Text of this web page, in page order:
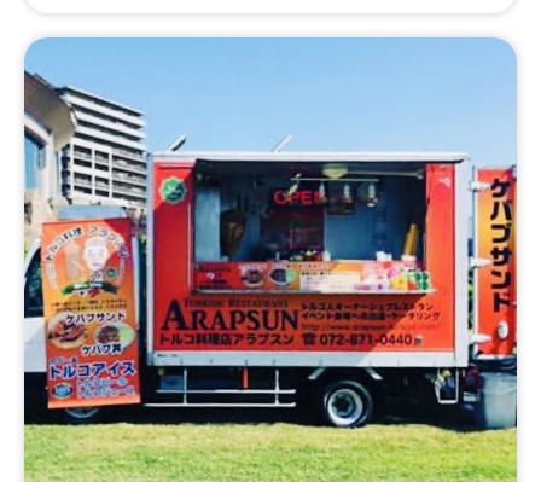
本日のスープ、本日のスムージー、チュロス、カフェフラ
ル、サマーカクテル、かき氷、ブレンドコーヒー、ホット
チョコレート（冬季限定）、モッツァレラチーズフライ、
グラパン（冬季限定）、スペアリブギネス煮、本日の肉料
理、チーズオリーブ盛合せ、タペの気まぐれサラダ、スペ
アリブギネス煮